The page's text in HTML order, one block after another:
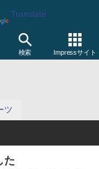
Translate
検索 Impressサイト
ツ
た